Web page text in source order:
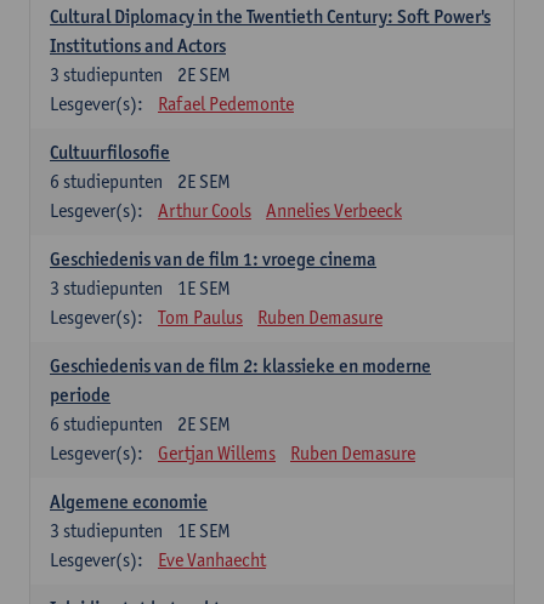
Cultural Diplomacy in the Twentieth Century: Soft Power's
Institutions and Actors
2E SEM
3 studiepunten
Lesgever(s):
Rafael Pedemonte
Cultuurfilosofie
2E SEM
6 studiepunten
Lesgever(s):
Arthur Cools Annelies Verbeeck
Geschiedenis van de film 1: vroege cinema
1E SEM
3 studiepunten
Lesgever(s):
Tom Paulus Ruben Demasure
Geschiedenis van de film 2: klassieke en moderne
periode
2E SEM
6 studiepunten
Lesgever(s):
Gertjan Willems Ruben Demasure
Algemene economie
1E SEM
3 studiepunten
Lesgever(s):
Eve Vanhaecht